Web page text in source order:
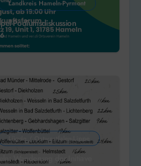
Landkreis Hameln-Pyrmont
Podiumsdiskussion
Lügde / Ostwestfalen-Lippe
Wanderung der Initiave